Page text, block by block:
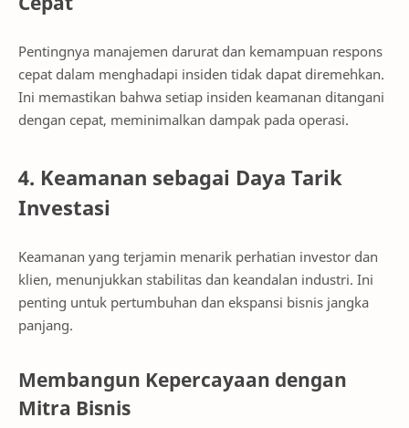
Pentingnya manajemen darurat dan kemampuan respons
cepat dalam menghadapi insiden tidak dapat diremehkan.
Ini memastikan bahwa setiap insiden keamanan ditangani
dengan cepat, meminimalkan dampak pada operasi.
4. Keamanan sebagai Daya Tarik
Investasi
Keamanan yang terjamin menarik perhatian investor dan
klien, menunjukkan stabilitas dan keandalan industri. Ini
penting untuk pertumbuhan dan ekspansi bisnis jangka
panjang.
Membangun Kepercayaan dengan
Mitra Bisnis